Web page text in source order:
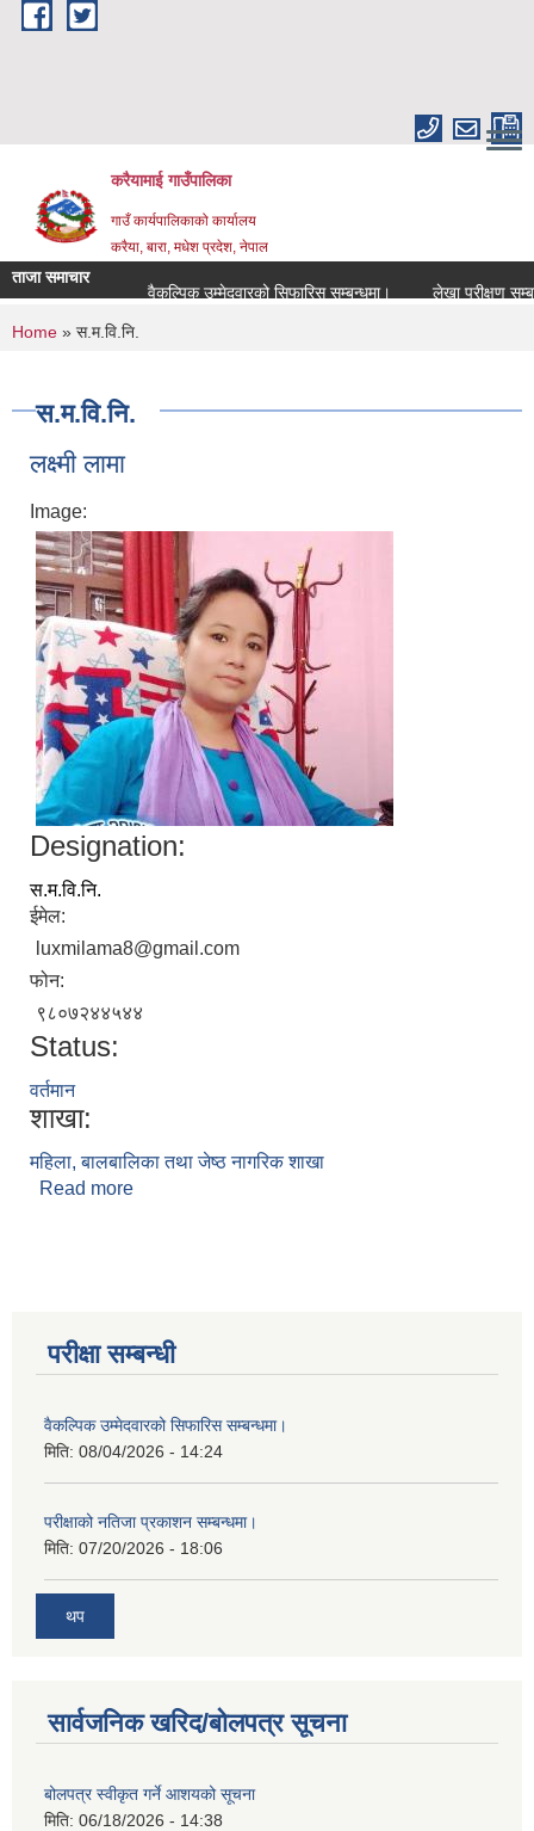
Skip to main content
करैयामाई गाउँपालिका
गाउँ कार्यपालिकाको कार्यालय
करैया, बारा, मधेश प्रदेश, नेपाल
ताजा समाचार
वैकल्पिक उम्मेदवारको सिफारिस सम्बन्धमा।
लेखा परीक्षण
You are here
Home » स.म.वि.नि.
स.म.वि.नि.
लक्ष्मी लामा
Image:
Designation:
स.म.वि.नि.
ईमेल:
luxmilama8@gmail.com
फोन:
९८०७२४४५४४
Status:
वर्तमान
शाखा:
महिला, बालबालिका तथा जेष्ठ नागरिक शाखा
Read more
परीक्षा सम्बन्धी
वैकल्पिक उम्मेदवारको सिफारिस सम्बन्धमा।
मिति: 08/04/2026 - 14:24
परीक्षाको नतिजा प्रकाशन सम्बन्धमा।
मिति: 07/20/2026 - 18:06
थप
सार्वजनिक खरिद/बोलपत्र सूचना
बोलपत्र स्वीकृत गर्ने आशयको सूचना
मिति: 06/18/2026 - 14:38